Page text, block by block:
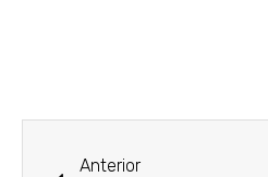
Anterior